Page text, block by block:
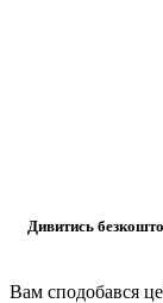
Дивитись
Вам сподобався